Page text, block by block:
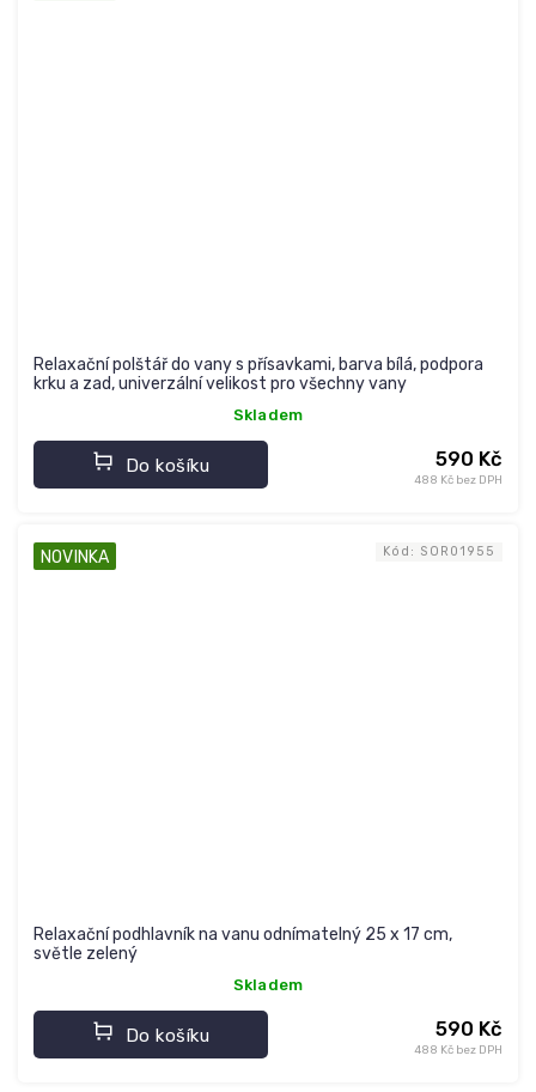
Relaxační polštář do vany s přísavkami, barva bílá, podpora
krku a zad, univerzální velikost pro všechny vany
Skladem
488 Kč bez DPH
590 Kč
Do košíku
NOVINKA
Relaxační podhlavník na vanu odnímatelný 25 x 17 cm,
světle zelený
Skladem
488 Kč bez DPH
590 Kč
Do košíku
Kód: SOR01955